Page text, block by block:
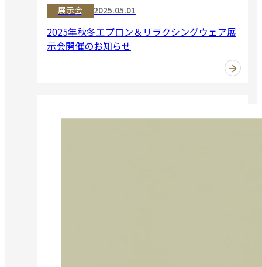
展示会 2025.05.01
2025年秋冬エプロン＆リラクシングウェア展
示会開催のお知らせ